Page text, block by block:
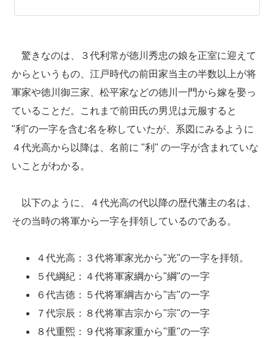
驚きなのは、３代利常が徳川秀忠の娘を正室に迎えて
からというもの、江戸時代の前田家当主の半数以上が将
軍家や徳川御三家、松平家などの徳川一門から嫁を娶っ
ていることだ。これまで前田氏の男児は元服すると
"利"の一字を含む名を称していたが、系図にみるように
４代光高から以降は、名前に "利" の一字が含まれていな
いことがわかる。
以下のように、４代光高の代以降の歴代藩主の名は、
その当時の将軍から一字を拝領しているのである。
４代光高：３代将軍家光から"光"の一字を拝領。
５代綱紀：４代将軍家綱から"綱"の一字
６代吉徳：５代将軍綱吉から"吉"の一字
７代宗辰：８代将軍吉宗から"宗"の一字
８代重煕：９代将軍家重から"重"の一字